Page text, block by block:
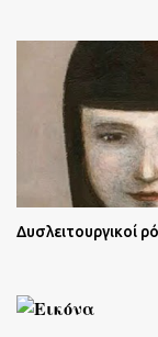
Δυσλειτουργικοί